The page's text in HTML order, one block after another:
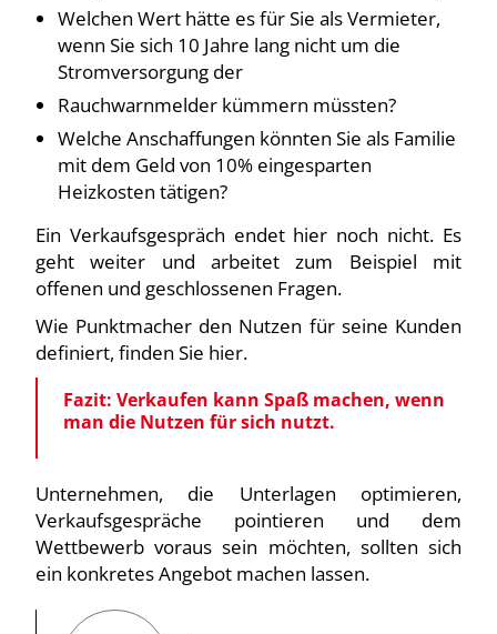
Welchen Wert hätte es für Sie als Vermieter,
wenn Sie sich 10 Jahre lang nicht um die
Stromversorgung der
Rauchwarnmelder kümmern müssten?
Welche Anschaffungen könnten Sie als Familie
mit dem Geld von 10% eingesparten
Heizkosten tätigen?
Ein Verkaufsgespräch endet hier noch nicht. Es
geht weiter und arbeitet zum Beispiel mit
offenen und geschlossenen Fragen.
Wie Punktmacher den Nutzen für seine Kunden
definiert, finden Sie hier.
Fazit: Verkaufen kann Spaß machen, wenn
man die Nutzen für sich nutzt.
Unternehmen, die Unterlagen optimieren,
Verkaufsgespräche pointieren und dem
Wettbewerb voraus sein möchten, sollten sich
ein konkretes Angebot machen lassen.